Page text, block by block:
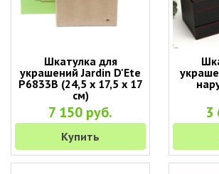
Шкатулка для
украшений Jardin D'Ete
P6833B (24,5 х 17,5 х 17
см)
7 150 руб.
Купить
3